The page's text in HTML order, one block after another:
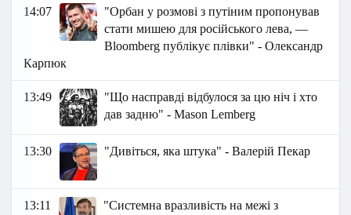
14:07
"Орбан у розмові з путіним пропонував
стати мишею для російського лева, —
Bloomberg публікує плівки" - Олександр
Карпюк
13:49
"Що насправді відбулося за цю ніч і хто
дав задню" - Маson Lemberg
13:30 "Дивіться, яка штука" - Валерій Пекар
13:11
"Системна вразливість на межі з